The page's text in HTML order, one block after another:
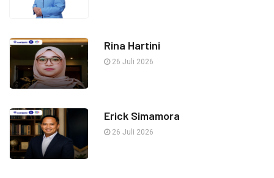
Rina Hartini
26 Juli 2026
Erick Simamora
26 Juli 2026